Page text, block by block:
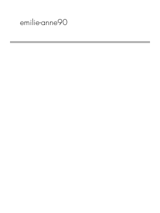
emilie-anne90